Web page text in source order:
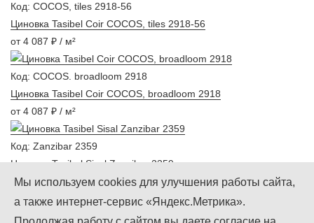
Код: COCOS, tiles 2918-56
Циновка Tasibel Coir COCOS, tiles 2918-56
от 4 087 ₽ / м²
Код: COCOS. broadloom 2918
Циновка Tasibel Coir COCOS, broadloom 2918
от 4 087 ₽ / м²
Код: Zanzibar 2359
Циновка Tasibel Sisal Zanzibar 2359
от 3 521 ₽ / м²
Мы в Instagram Мы в Facebook Мы в Twitter
Мы используем cookies для улучшения работы сайта,
а также интернет-сервис «Яндекс.Метрика».